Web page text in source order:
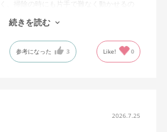
、掃除の時にも片手で難なく動かせるの
ん。
リがあり、沈み込みすぎないところが気
像通りのアッシュブルーで、部屋の差し
グ用を選びました。とにかく動きが滑ら
り会えてとても嬉しいです。
続きを読む
参考になった 3 Like! 0
2026.7.25